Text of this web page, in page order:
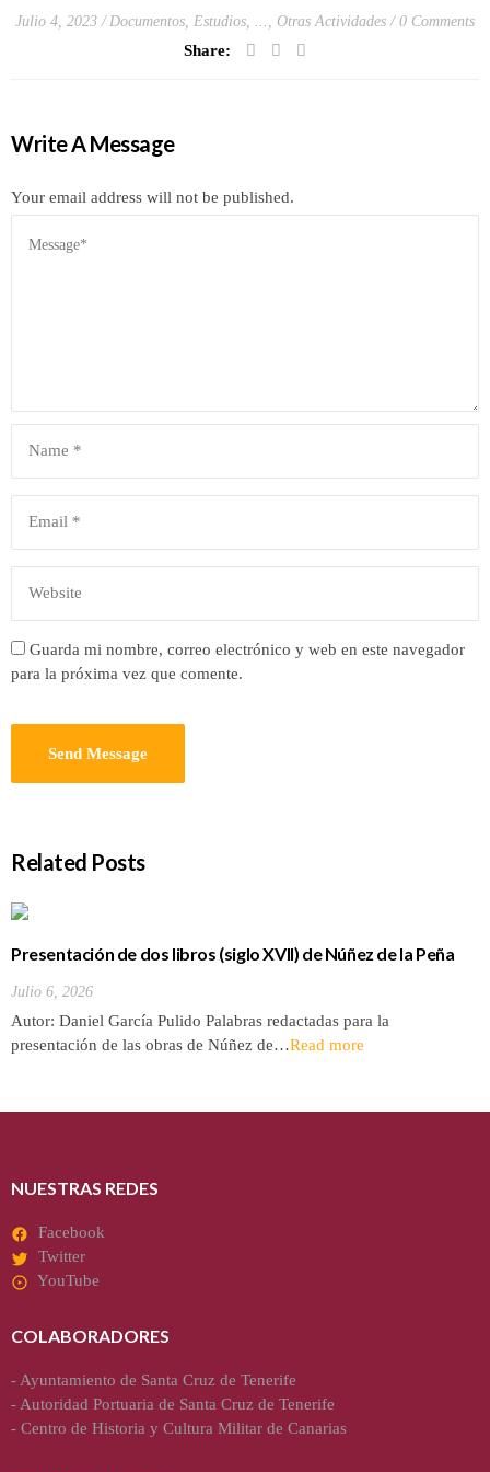
Julio 4, 2023 Documentos, Estudios, ... Otras Actividades 0 Comments
Share:
Write A Message
Your email address will not be published.
Guarda mi nombre, correo electrónico y web en este navegador
para la próxima vez que comente.
Related Posts
Presentación de dos libros (siglo XVII) de Núñez de la Peña
Julio 6, 2026
Autor: Daniel García Pulido Palabras redactadas para la
presentación de las obras de Núñez de…Read more
NUESTRAS REDES
Facebook
Twitter
YouTube
COLABORADORES
-Ayuntamiento de Santa Cruz de Tenerife
-Autoridad Portuaria de Santa Cruz de Tenerife
- Centro de Historia y Cultura Militar de Canarias